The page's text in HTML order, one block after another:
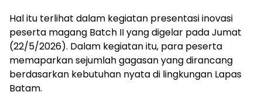
Hal itu terlihat dalam kegiatan presentasi inovasi
peserta magang Batch II yang digelar pada Jumat
(22/5/2026). Dalam kegiatan itu, para peserta
memaparkan sejumlah gagasan yang dirancang
berdasarkan kebutuhan nyata di lingkungan Lapas
Batam.